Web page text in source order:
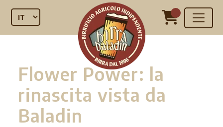
Flower Power: la
rinascita vista da
Baladin